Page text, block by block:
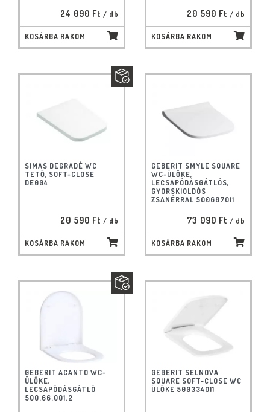
24 090 Ft / db
KOSÁRBA RAKOM
20 590 Ft / db
KOSÁRBA RAKOM
SIMAS DEGRADÉ WC
TETŐ, SOFT-CLOSE
DE004
20 590 Ft / db
KOSÁRBA RAKOM
GEBERIT SMYLE SQUARE
WC-ÜLŐKE,
LECSAPÓDÁSGÁTLÓS,
GYORSKIOLDÓS
ZSANÉRRAL 500687011
73 090 Ft / db
KOSÁRBA RAKOM
GEBERIT ACANTO WC-
ÜLŐKE,
LECSAPÓDÁSGÁTLÓ
500.66.001.2
GEBERIT SELNOVA
SQUARE SOFT-CLOSE WC
ÜLŐKE 500334011